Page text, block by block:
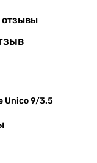
отзывы
Unico 9/3.5